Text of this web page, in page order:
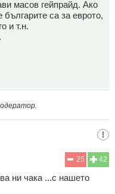
масов гейпрайд. Ако
са за еврото,
и т.н.
42
25
ни чака ...с нашето